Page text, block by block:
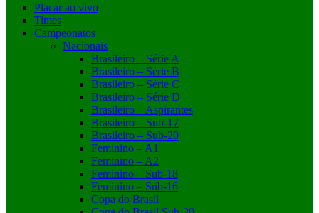
Placar ao vivo
Times
Campeonatos
Nacionais
Brasileiro – Série A
Brasileiro – Série B
Brasileiro – Série C
Brasileiro – Série D
Brasileiro – Aspirantes
Brasileiro – Sub-17
Brasileiro – Sub-20
Feminino – A1
Feminino – A2
Feminino – Sub-18
Feminino – Sub-16
Copa do Brasil